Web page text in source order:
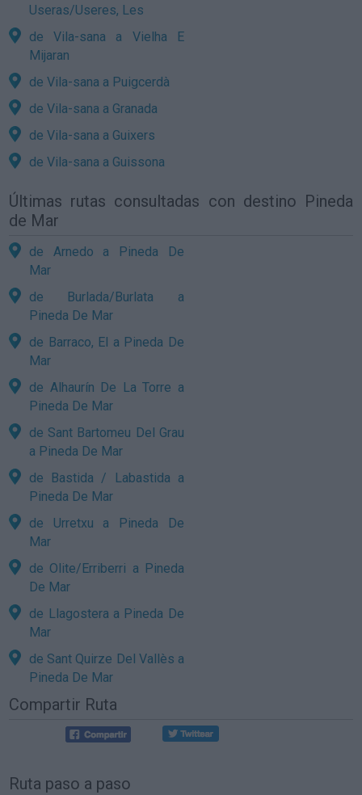
Useras/Useres, Les
de Vila-sana a Vielha E
Mijaran
de Vila-sana a Puigcerdà
de Vila-sana a Granada
de Vila-sana a Guixers
de Vila-sana a Guissona
Últimas rutas consultadas con destino Pineda
de Mar
de Arnedo a Pineda De
Mar
de Burlada/Burlata a
Pineda De Mar
de Barraco, El a Pineda De
Mar
de Alhaurín De La Torre a
Pineda De Mar
de Sant Bartomeu Del Grau
a Pineda De Mar
de Bastida / Labastida a
Pineda De Mar
de Urretxu a Pineda De
Mar
de Olite/Erriberri a Pineda
De Mar
de Llagostera a Pineda De
Mar
de Sant Quirze Del Vallès a
Pineda De Mar
Compartir Ruta
Ruta paso a paso